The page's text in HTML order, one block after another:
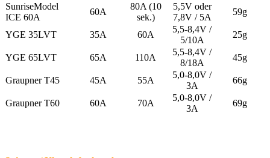
SunriseModel
ICE 60A
60A
80A (10
sek.)
5,5V oder
7,8V / 5A
59g
YGE 35LVT 35A 60A
5,5-8,4V /
5/10A
25g
YGE 65LVT 65A 110A
5,5-8,4V /
8/18A
45g
Graupner T45 45A 55A
5,0-8,0V /
3A
66g
Graupner T60 60A 70A
5,0-8,0V /
3A
69g